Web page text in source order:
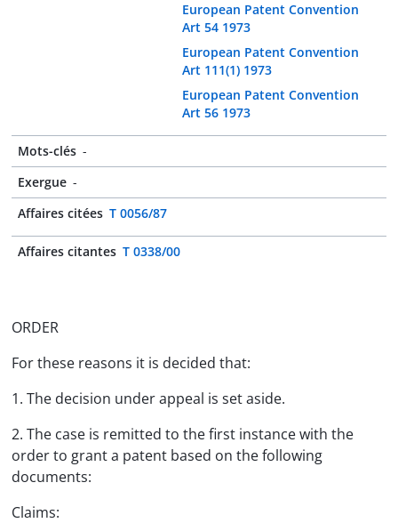
European Patent Convention
Art 54 1973
European Patent Convention
Art 111(1) 1973
European Patent Convention
Art 56 1973
Mots-clés -
Exergue -
Affaires citées T 0056/87
Affaires citantes T 0338/00
ORDER
For these reasons it is decided that:
1. The decision under appeal is set aside.
2. The case is remitted to the first instance with the
order to grant a patent based on the following
documents:
Claims: